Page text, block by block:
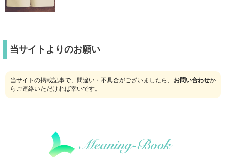
当サイトよりのお願い
当サイトの掲載記事で、間違い・不具合がございましたら、 お問い合わせか
らご連絡いただければ幸いです。